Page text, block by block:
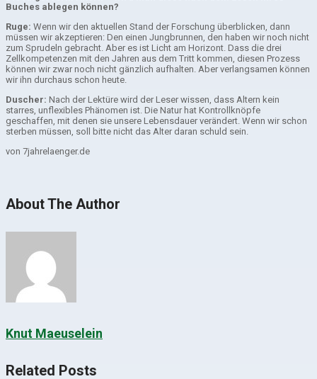
Buches ablegen können?
Ruge: Wenn wir den aktuellen Stand der Forschung überblicken, dann
müssen wir akzeptieren: Den einen Jungbrunnen, den haben wir noch nicht
zum Sprudeln gebracht. Aber es ist Licht am Horizont. Dass die drei
Zellkompetenzen mit den Jahren aus dem Tritt kommen, diesen Prozess
können wir zwar noch nicht gänzlich aufhalten. Aber verlangsamen können
wir ihn durchaus schon heute.
Duscher: Nach der Lektüre wird der Leser wissen, dass Altern kein
starres, unflexibles Phänomen ist. Die Natur hat Kontrollknöpfe
geschaffen, mit denen sie unsere Lebensdauer verändert. Wenn wir schon
sterben müssen, soll bitte nicht das Alter daran schuld sein.
von 7jahrelaenger.de
About The Author
Knut Maeuselein
Related Posts